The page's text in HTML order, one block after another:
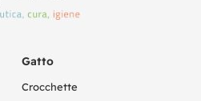
Gatto
Crocchette